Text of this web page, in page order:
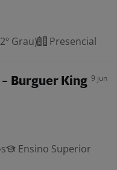
Grau) Presencial
Burguer King 9 jun
Ensino Superior